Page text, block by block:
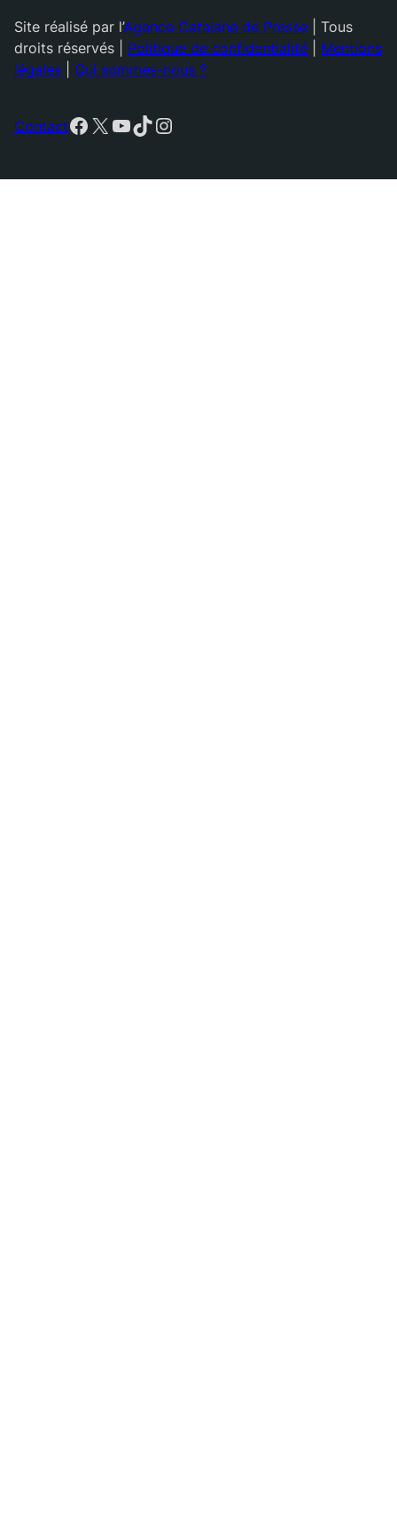
Site réalisé par l’Agence Catalane de Presse | Tous
droits réservés | Politique de confidentialité
Mentions
légales
Qui sommes-nous ?
ContactFacebook
X YouTube
TikTok
Instagram